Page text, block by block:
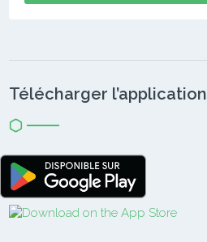
Télécharger l’application